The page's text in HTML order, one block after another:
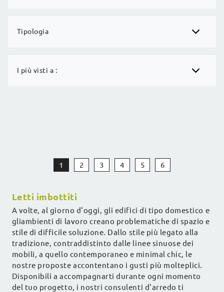
Tipologia
I più visti a :
1 2 3 4 5 6
Letti imbottiti
A volte, al giorno d'oggi, gli edifici di tipo domestico e
gliambienti di lavoro creano problematiche di spazio e
stile di difficile soluzione. Dallo stile più legato alla
tradizione, contraddistinto dalle linee sinuose dei
mobili, a quello contemporaneo e minimal chic, le
nostre proposte accontentano i gusti più molteplici.
Disponibili a accompagnarti durante ogni momento
del tuo progetto, i nostri consulenti d'arredo ti